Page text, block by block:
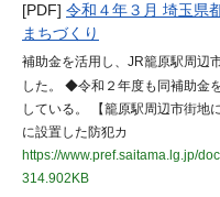
[PDF] 令和４年３月 埼玉県
まちづくり
補助金を活用し、JR籠原駅周辺
した。 ◆令和２年度も同補助金
している。 【籠原駅周辺市街地
に設置した防犯カ
https://www.pref.saitama.lg.jp/
314.902KB